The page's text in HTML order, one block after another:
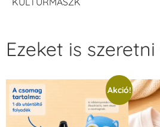
Ezeket is
Akció!